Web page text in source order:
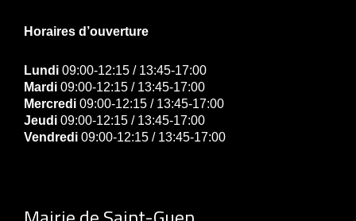
Horaires d’ouverture
Lundi 09:00-12:15 / 13:45-17:00
Mardi 09:00-12:15 / 13:45-17:00
Mercredi 09:00-12:15 / 13:45-17:00
Jeudi 09:00-12:15 / 13:45-17:00
Vendredi 09:00-12:15 / 13:45-17:00